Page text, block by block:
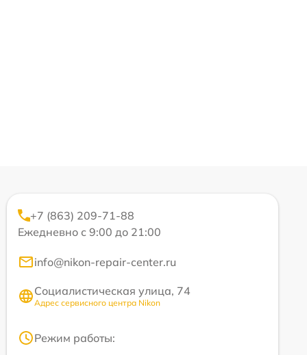
+7 (863) 209-71-88
Ежедневно с 9:00 до 21:00
info@nikon-repair-center.ru
Социалистическая улица, 74
Адрес сервисного центра Nikon
Режим работы: